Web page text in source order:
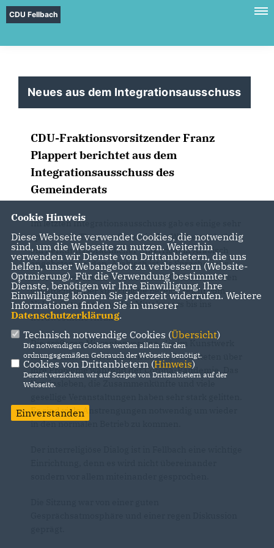
CDU Fellbach
Neues aus dem Integrationsausschuss
CDU-Fraktionsvorsitzender Franz
Plappert berichtet aus dem
Integrationsausschuss des
Gemeinderats
Im letzten Integrationsausschuss gab es einige sehr
spannende Themen. So soll in der Wichernschule
ein herkunftssprachlicher Unterricht in Arabisch
angeboten werden. Arabisch ist als Sprache sehr
weit verbreitet und wird von ca. 500 Mio. Menschen
gesprochen. Der sprachliche Bereich reicht vom
Nahen Osten entlang des Mittelmeers bis ins
nordwestliche Afrika.
Die größeren Migrantenvereine, die im Kunstwerk
Räumlichkeiten bekommen haben, berichteten über
ihre Probleme während der Corona-Pandemie. Das
Vereinsleben, die Zusammenkünfte und viele
Es sind viele Anstrengungen notwendig um wieder
in den normalen Betrieb zu kommen.
Cookie Hinweis
Diese Webseite verwendet Cookies, die notwendig
sind, um die Webseite zu nutzen. Weiterhin
verwenden wir Dienste von Drittanbietern, die uns
helfen, unser Webangebot zu verbessern (Website-
Optmierung). Für die Verwendung bestimmter
Dienste, benötigen wir Ihre Einwilligung. Ihre
Einwilligung können Sie jederzeit widerrufen. Weitere
Informationen finden Sie in unserer
Datenschutzerklärung.
Technisch notwendige Cookies (Übersicht)
Die notwendigen Cookies werden allein für den
ordnungsgemäßen Gebrauch der Webseite benötigt.
Cookies von Drittanbietern (Hinweis)
Derzeit verzichten wir auf Scripte von Drittanbietern auf der
Webseite.
Einverstanden